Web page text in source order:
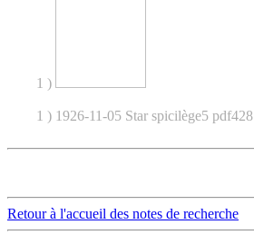
1 )
1 ) 1926-11-05 Star spicilège5 pdf428
Retour à l'accueil des notes de recherche